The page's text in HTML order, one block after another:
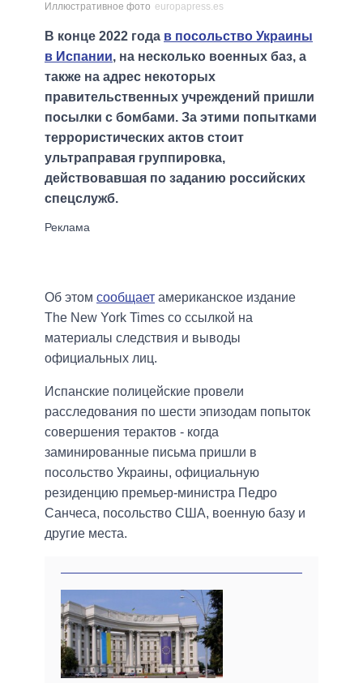
Иллюстративное фото europapress.es
В конце 2022 года в посольство Украины
в Испании, на несколько военных баз, а
также на адрес некоторых
правительственных учреждений пришли
посылки с бомбами. За этими попытками
террористических актов стоит
ультраправая группировка,
действовавшая по заданию российских
спецслужб.
Об этом сообщает американское издание
The New York Times со ссылкой на
материалы следствия и выводы
официальных лиц.
Испанские полицейские провели
расследования по шести эпизодам попыток
совершения терактов - когда
заминированные письма пришли в
посольство Украины, официальную
резиденцию премьер-министра Педро
Санчеса, посольство США, военную базу и
другие места.